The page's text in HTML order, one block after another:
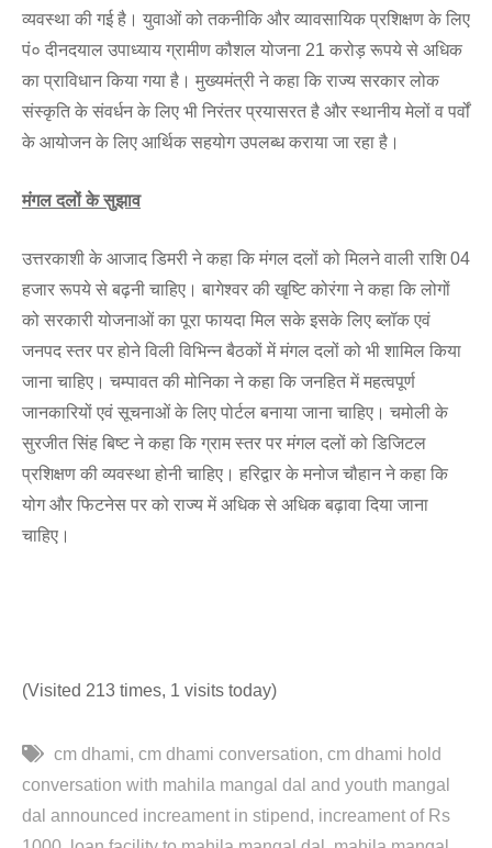
व्यवस्था की गई है। युवाओं को तकनीकि और व्यावसायिक प्रशिक्षण के लिए
पं० दीनदयाल उपाध्याय ग्रामीण कौशल योजना 21 करोड़ रूपये से अधिक
का प्राविधान किया गया है। मुख्यमंत्री ने कहा कि राज्य सरकार लोक
संस्कृति के संवर्धन के लिए भी निरंतर प्रयासरत है और स्थानीय मेलों व पर्वों
के आयोजन के लिए आर्थिक सहयोग उपलब्ध कराया जा रहा है।
मंगल दलों के सुझाव
उत्तरकाशी के आजाद डिमरी ने कहा कि मंगल दलों को मिलने वाली राशि 04
हजार रूपये से बढ़नी चाहिए। बागेश्वर की खृष्टि कोरंगा ने कहा कि लोगों
को सरकारी योजनाओं का पूरा फायदा मिल सके इसके लिए ब्लॉक एवं
जनपद स्तर पर होने विली विभिन्न बैठकों में मंगल दलों को भी शामिल किया
जाना चाहिए। चम्पावत की मोनिका ने कहा कि जनहित में महत्वपूर्ण
जानकारियों एवं सूचनाओं के लिए पोर्टल बनाया जाना चाहिए। चमोली के
सुरजीत सिंह बिष्ट ने कहा कि ग्राम स्तर पर मंगल दलों को डिजिटल
प्रशिक्षण की व्यवस्था होनी चाहिए। हरिद्वार के मनोज चौहान ने कहा कि
योग और फिटनेस पर को राज्य में अधिक से अधिक बढ़ावा दिया जाना
चाहिए।
(Visited 213 times, 1 visits today)
cm dhami cm dhami conversation cm dhami hold
conversation with mahila mangal dal and youth mangal
dal announced increament in stipend
increament of Rs